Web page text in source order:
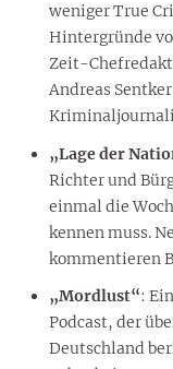
weniger True
Hintergründe
Zeit-
Andreas
„Lage der
Richter und
einmal die
kennen muss.
kommentieren
„Mordlust“:
Podcast, der
Deutschland